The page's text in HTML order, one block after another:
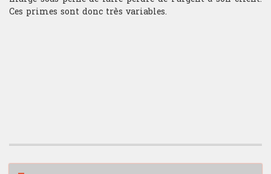
Ces primes sont donc très variables.